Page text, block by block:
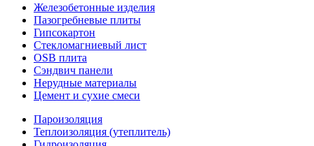
Железобетонные изделия
Пазогребневые плиты
Гипсокартон
Стекломагниевый лист
OSB плита
Сэндвич панели
Нерудные материалы
Цемент и сухие смеси
Пароизоляция
Теплоизоляция (утеплитель)